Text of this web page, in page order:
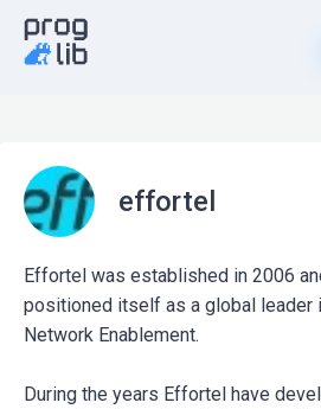
effortel
Effortel was established in 2006
positioned itself as a global leader
Network Enablement.
During the years Effortel have